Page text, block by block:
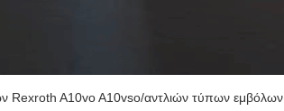
Rexroth A10vo A10vso/αντλιών τύπων εμβόλων